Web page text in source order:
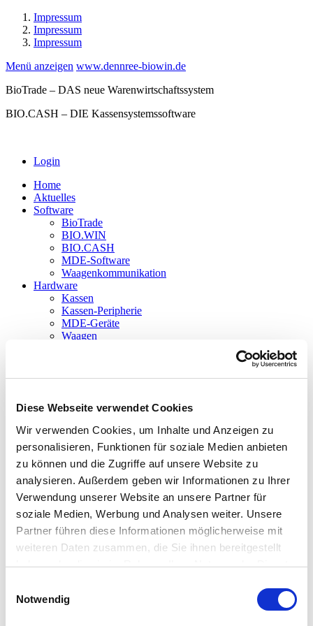
Diese Webseite verwendet Cookies
Wir verwenden Cookies, um Inhalte und Anzeigen zu
personalisieren, Funktionen für soziale Medien anbieten
zu können und die Zugriffe auf unsere Website zu
analysieren. Außerdem geben wir Informationen zu Ihrer
Verwendung unserer Website an unsere Partner für
soziale Medien, Werbung und Analysen weiter. Unsere
Partner führen diese Informationen möglicherweise mit
weiteren Daten zusammen, die Sie ihnen bereitgestellt
haben oder die sie im Rahmen Ihrer Nutzung der Dienste
Notwendig
Impressum
Impressum
Impressum
Menü anzeigen www.dennree-biowin.de
BioTrade – DAS neue Warenwirtschaftssystem
BIO.CASH – DIE Kassensystemssoftware
Login
Home
Aktuelles
Software
BioTrade
BIO.WIN
BIO.CASH
MDE-Software
Waagenkommunikation
Hardware
Kassen
Kassen-Peripherie
MDE-Geräte
Waagen
Sie sind hier!
www.dennree-biowin.de
Impressum
Impressum
Datenschutz
Impressum